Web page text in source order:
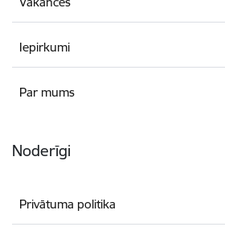
Iepirkumi
Par mums
Noderīgi
Privātuma politika